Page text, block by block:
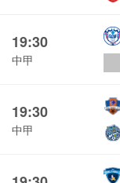
19:30
中甲
19:30
中甲